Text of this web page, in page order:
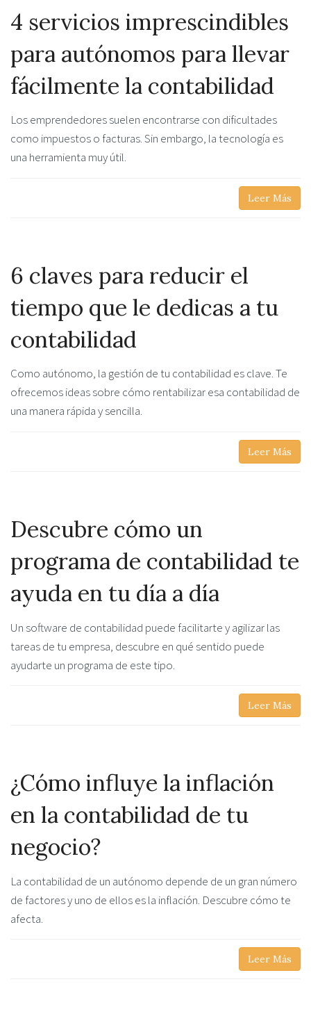
4 servicios imprescindibles
para autónomos para llevar
fácilmente la contabilidad
Los emprendedores suelen encontrarse con dificultades
como impuestos o facturas. Sin embargo, la tecnología es
una herramienta muy útil.
Leer Más
6 claves para reducir el
tiempo que le dedicas a tu
contabilidad
Como autónomo, la gestión de tu contabilidad es clave. Te
ofrecemos ideas sobre cómo rentabilizar esa contabilidad de
una manera rápida y sencilla.
Leer Más
Descubre cómo un
programa de contabilidad te
ayuda en tu día a día
Un software de contabilidad puede facilitarte y agilizar las
tareas de tu empresa, descubre en qué sentido puede
ayudarte un programa de este tipo.
Leer Más
¿Cómo influye la inflación
en la contabilidad de tu
negocio?
La contabilidad de un autónomo depende de un gran número
de factores y uno de ellos es la inflación. Descubre cómo te
afecta.
Leer Más